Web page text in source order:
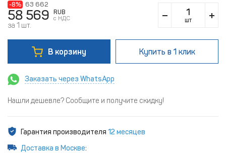
-8% 63 662
58 569
RUB
c НДС
за 1 шт.
шт
В корзину Купить в 1 клик
Заказать через WhatsApp
Нашли дешевле? Сообщите и получите скидку!
Гарантия производителя 12 месяцев
Доставка в Москве: